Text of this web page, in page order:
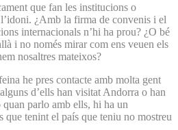
que fan les institucions o
¿Amb la firma de convenis i el
internacionals n’hi ha prou? ¿O bé
i no només mirar com ens veuen els
nosaltres mateixos?
he pres contacte amb molta gent
d’ells han visitat Andorra o han
parlo amb ells, hi ha un
que tenint el país que teniu no mostreu